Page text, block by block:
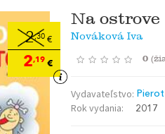
2,30 €
2,19 €
Na
Nováková Iva
0 (
Vydavateľstvo: Pierot
Rok vydania: 2017